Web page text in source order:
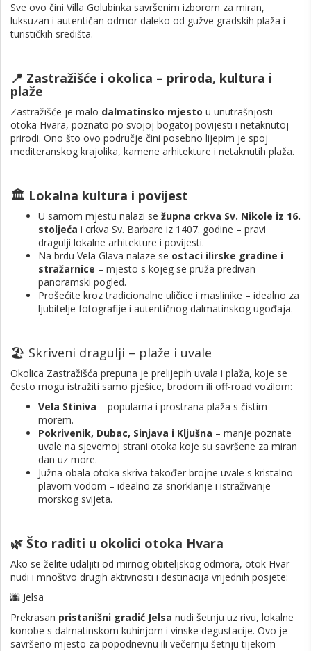
Sve ovo čini Villa Golubinka savršenim izborom za miran,
luksuzan i autentičan odmor daleko od gužve gradskih plaža i
turističkih središta.
📍 Zastražišće i okolica – priroda, kultura i
plaže
Zastražišće je malo dalmatinsko mjesto u unutrašnjosti
otoka Hvara, poznato po svojoj bogatoj povijesti i netaknutoj
prirodi. Ono što ovo područje čini posebno lijepim je spoj
mediteranskog krajolika, kamene arhitekture i netaknutih plaža.
🏛️ Lokalna kultura i povijest
U samom mjestu nalazi se župna crkva Sv. Nikole iz 16.
stoljeća i crkva Sv. Barbare iz 1407. godine – pravi
dragulji lokalne arhitekture i povijesti.
Na brdu Vela Glava nalaze se ostaci ilirske gradine i
stražarnice – mjesto s kojeg se pruža predivan
panoramski pogled.
Prošećite kroz tradicionalne uličice i maslinike – idealno za
ljubitelje fotografije i autentičnog dalmatinskog ugođaja.
🏖️ Skriveni dragulji – plaže i uvale
Okolica Zastražišća prepuna je prelijepih uvala i plaža, koje se
često mogu istražiti samo pješice, brodom ili off-road vozilom:
Vela Stiniva – popularna i prostrana plaža s čistim
morem.
Pokrivenik, Dubac, Sinjava i Kljušna – manje poznate
uvale na sjevernoj strani otoka koje su savršene za miran
dan uz more.
Južna obala otoka skriva također brojne uvale s kristalno
plavom vodom – idealno za snorklanje i istraživanje
morskog svijeta.
🌿 Što raditi u okolici otoka Hvara
Ako se želite udaljiti od mirnog obiteljskog odmora, otok Hvar
nudi i mnoštvo drugih aktivnosti i destinacija vrijednih posjete:
🌆 Jelsa
Prekrasan pristanišni gradić Jelsa nudi šetnju uz rivu, lokalne
konobe s dalmatinskom kuhinjom i vinske degustacije. Ovo je
savršeno mjesto za popodnevnu ili večernju šetnju tijekom